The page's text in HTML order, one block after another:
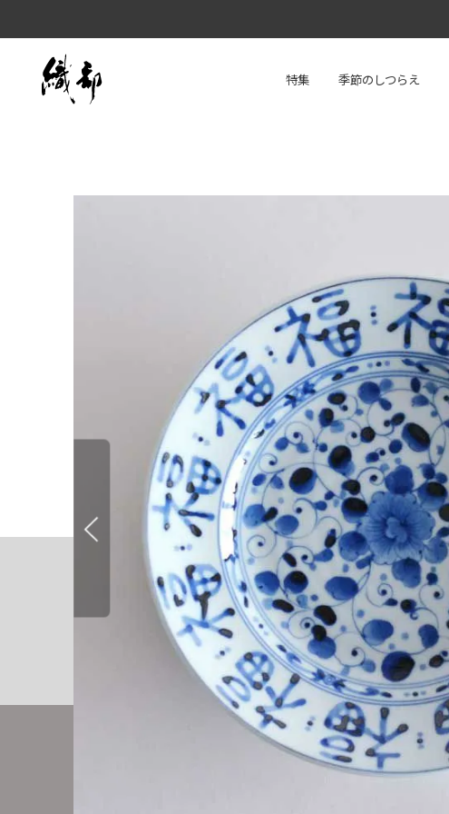
特集 季節のしつらえ